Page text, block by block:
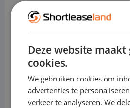
verfügbar, sodass Sie oft
24 Stunden ohne
Leasingverpflichtungen
können.
Technische Daten
Deze website
cookies.
We gebruiken cookies om
advertenties te
verkeer te analyseren. We